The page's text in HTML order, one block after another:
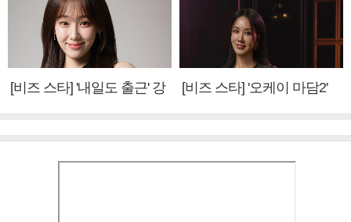
[비즈 스타] '내일도 출근' 강
[비즈 스타] '오케이 마담2'